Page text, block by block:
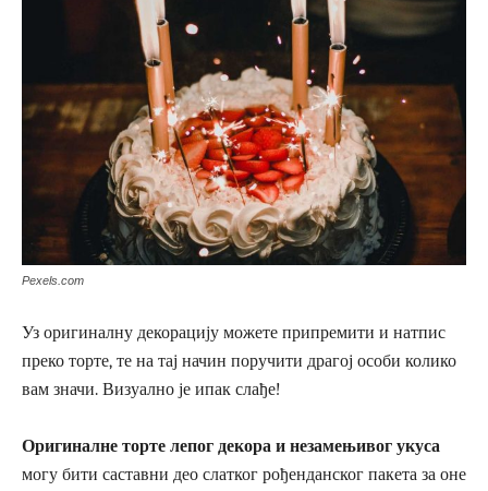
Pexels.com
Уз оригиналну декорацију можете припремити и натпис
преко торте, те на тај начин поручити драгој особи колико
вам значи. Визуално је ипак слађе!
Оригиналне торте лепог декора и незамењивог укуса
могу бити саставни део слатког рођенданског пакета за оне